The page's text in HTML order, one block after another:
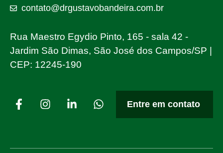
contato@drgustavobandeira.com.br
Rua Maestro Egydio Pinto, 165 - sala 42 -
Jardim São Dimas, São José dos Campos/SP |
CEP: 12245-190
Entre em contato